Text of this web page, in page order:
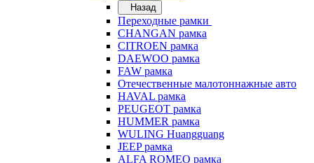
Назад
Переходные рамки
CHANGAN рамка
CITROEN рамка
DAEWOO рамка
FAW рамка
Отечественные малотоннажные авто
HAVAL рамка
PEUGEOT рамка
HUMMER рамка
WULING Huangguang
JEEP рамка
ALFA ROMEO рамка